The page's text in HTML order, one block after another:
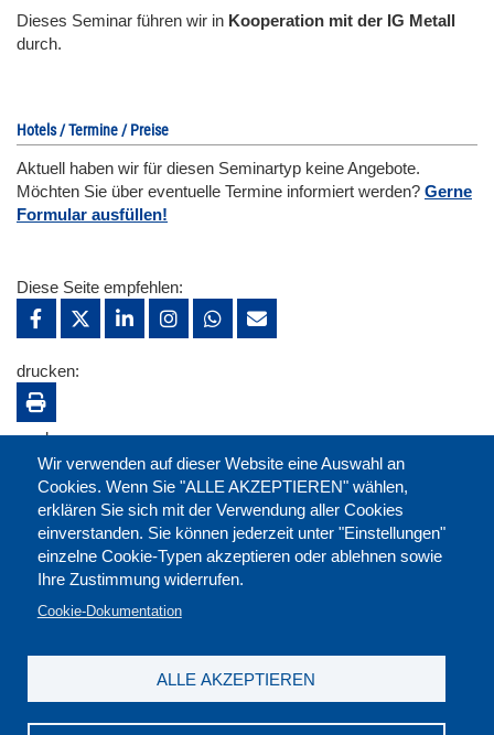
Dieses Seminar führen wir in Kooperation mit der IG Metall
durch.
Hotels / Termine / Preise
Aktuell haben wir für diesen Seminartyp keine Angebote.
Möchten Sie über eventuelle Termine informiert werden? Gerne
Formular ausfüllen!
Wir verwenden auf dieser Website eine Auswahl an
Cookies. Wenn Sie "ALLE AKZEPTIEREN" wählen,
erklären Sie sich mit der Verwendung aller Cookies
einverstanden. Sie können jederzeit unter "Einstellungen"
einzelne Cookie-Typen akzeptieren oder ablehnen sowie
Ihre Zustimmung widerrufen.
Cookie-Dokumentation
ALLE AKZEPTIEREN
Diese Seite empfehlen:
drucken:
merken: